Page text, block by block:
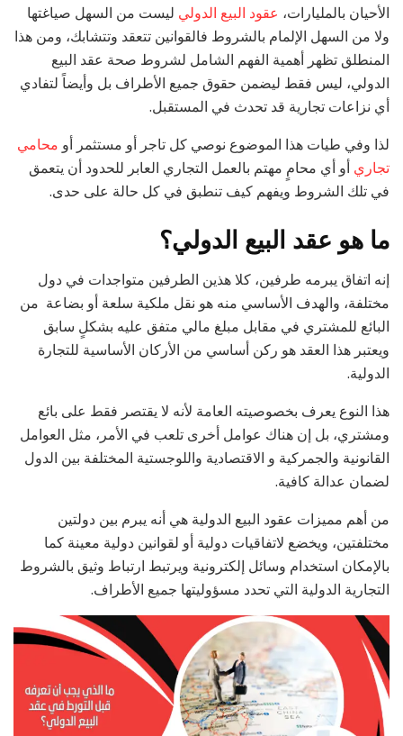
الأحيان بالمليارات، عقود البيع الدولي ليست من السهل صياغتها
ولا من السهل الإلمام بالشروط فالقوانين تتعقد وتتشابك، ومن هذا
المنطلق تظهر أهمية الفهم الشامل لشروط صحة عقد البيع
الدولي، ليس فقط ليضمن حقوق جميع الأطراف بل وأيضاً لتفادي
أي نزاعات تجارية قد تحدث في المستقبل.
لذا وفي طيات هذا الموضوع نوصي كل تاجر أو مستثمر أو محامي
تجاري أو أي محامٍ مهتم بالعمل التجاري العابر للحدود أن يتعمق
في تلك الشروط ويفهم كيف تنطبق في كل حالة على حدى.
ما هو عقد البيع الدولي؟
إنه اتفاق يبرمه طرفين، كلا هذين الطرفين متواجدات في دول
مختلفة، والهدف الأساسي منه هو نقل ملكية سلعة أو بضاعة من
البائع للمشتري في مقابل مبلغ مالي متفق عليه بشكلٍ سابق
ويعتبر هذا العقد هو ركن أساسي من الأركان الأساسية للتجارة
الدولية.
هذا النوع يعرف بخصوصيته العامة لأنه لا يقتصر فقط على بائع
ومشتري، بل إن هناك عوامل أخرى تلعب في الأمر، مثل العوامل
القانونية والجمركية و الاقتصادية واللوجستية المختلفة بين الدول
لضمان عدالة كافية.
من أهم مميزات عقود البيع الدولية هي أنه يبرم بين دولتين
مختلفتين، ويخضع لاتفاقيات دولية أو لقوانين دولية معينة كما
بالإمكان استخدام وسائل إلكترونية ويرتبط ارتباط وثيق بالشروط
التجارية الدولية التي تحدد مسؤوليتها جميع الأطراف.